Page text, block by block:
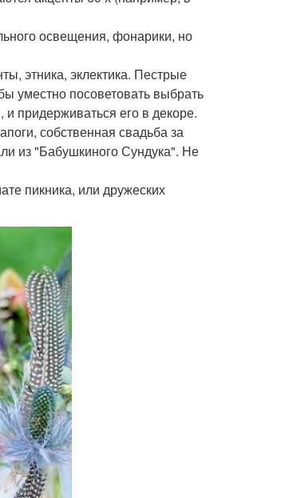
освещения, фонарики, но
этника, эклектика. Пестрые
уместно посоветовать выбрать
придерживаться его в декоре.
собственная свадьба за
из "Бабушкиного Сундука". Не
пикника, или дружеских